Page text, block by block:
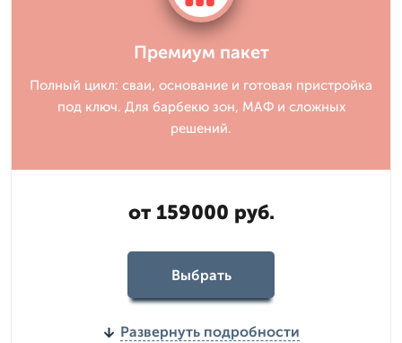
Премиум пакет
Полный цикл: сваи, основание и готовая пристройка
под ключ. Для барбекю зон, МАФ и сложных
решений.
от 159000 руб.
Выбрать
Развернуть подробности